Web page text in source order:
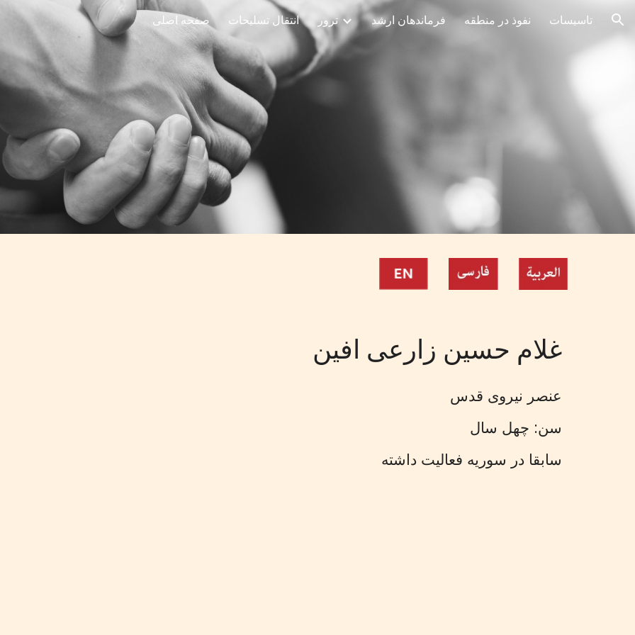
to main content Skip to navigation صفحه اصلی انتقال تسلیحات ترور فرماندهان ارشد نفوذ در منطقه تاسیسات
غلام حسین زارعی افین
عنصر نیروی قدس
سن: چهل سال
سابقا در سوریه فعالیت داشته